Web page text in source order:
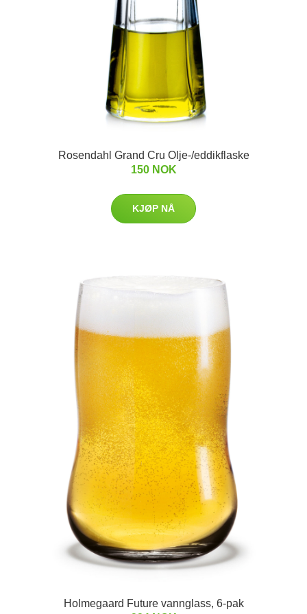
Rosendahl Grand Cru Olje-/eddikflaske
150 NOK
KJØP NÅ
Holmegaard Future vannglass, 6-pak